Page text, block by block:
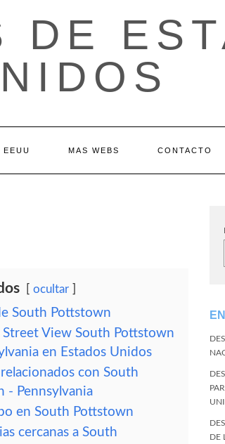
DE
EEUU MAS WEBS CONTACTO
ocultar
South Pottstown
Street View South Pottstown
en Estados Unidos
con South
- Pennsylvania
en South Pottstown
cercanas a South
DE